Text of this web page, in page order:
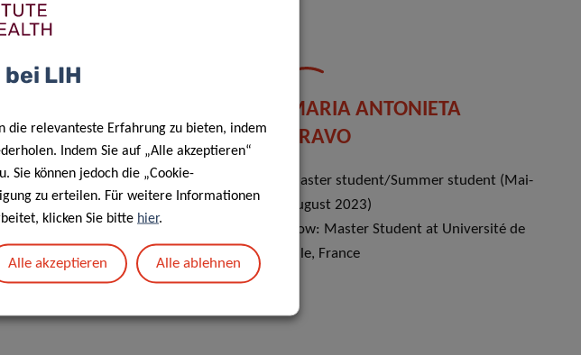
student (April-Mai 2023)
Master Student at Université de
Nancy, France
MARIA ANTONIETA
BRAVO
Master student/Summer student (Mai-
August 2023)
Now: Master Student at Université de
Lille, France
LIH
die relevanteste Erfahrung zu bieten, indem
Indem Sie auf „Alle akzeptieren“
Sie können jedoch die „Cookie-
zu erteilen. Für weitere Informationen
klicken Sie bitte hier.
Alle akzeptieren Alle ablehnen